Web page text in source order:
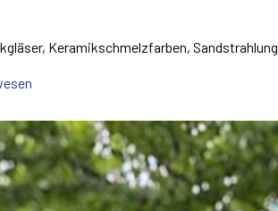
Keramikschmelzfarben, Sandstrahlung